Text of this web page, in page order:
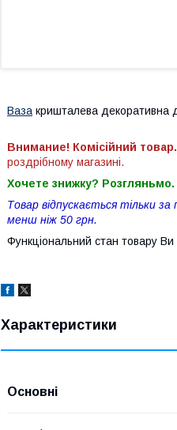
Вазакришталева декоративна
Внимание! Комісійний товар.
роздрібному магазині.
Хочете знижку? Розгляньмо.
Товар відпускається тільки
менш ніж 50 грн.
Функціональний стан товару
Характеристики
Основні